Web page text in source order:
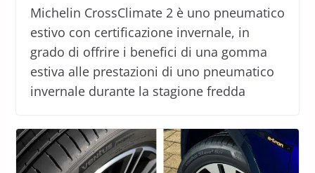
Michelin CrossClimate 2 è uno pneumatico
estivo con certificazione invernale, in
grado di offrire i benefici di una gomma
estiva alle prestazioni di uno pneumatico
invernale durante la stagione fredda